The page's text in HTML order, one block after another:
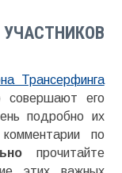
Трансерфинга
совершают его
подробно их
по
прочитайте